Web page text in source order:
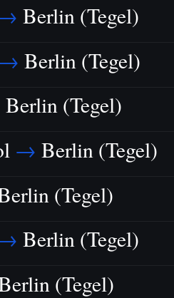
Berlin (Tegel)
→ Berlin (Tegel)
Berlin (Tegel)
→ Berlin (Tegel)
(Tegel)
Berlin (Tegel)
(Tegel)